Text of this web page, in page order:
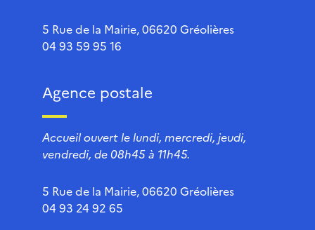
5 Rue de la Mairie, 06620 Gréolières
04 93 59 95 16
Agence postale
Accueil ouvert le lundi, mercredi, jeudi,
vendredi, de 08h45 à 11h45.
5 Rue de la Mairie, 06620 Gréolières
04 93 24 92 65